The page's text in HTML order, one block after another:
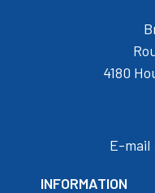
4180
E-mail
INFORMATION